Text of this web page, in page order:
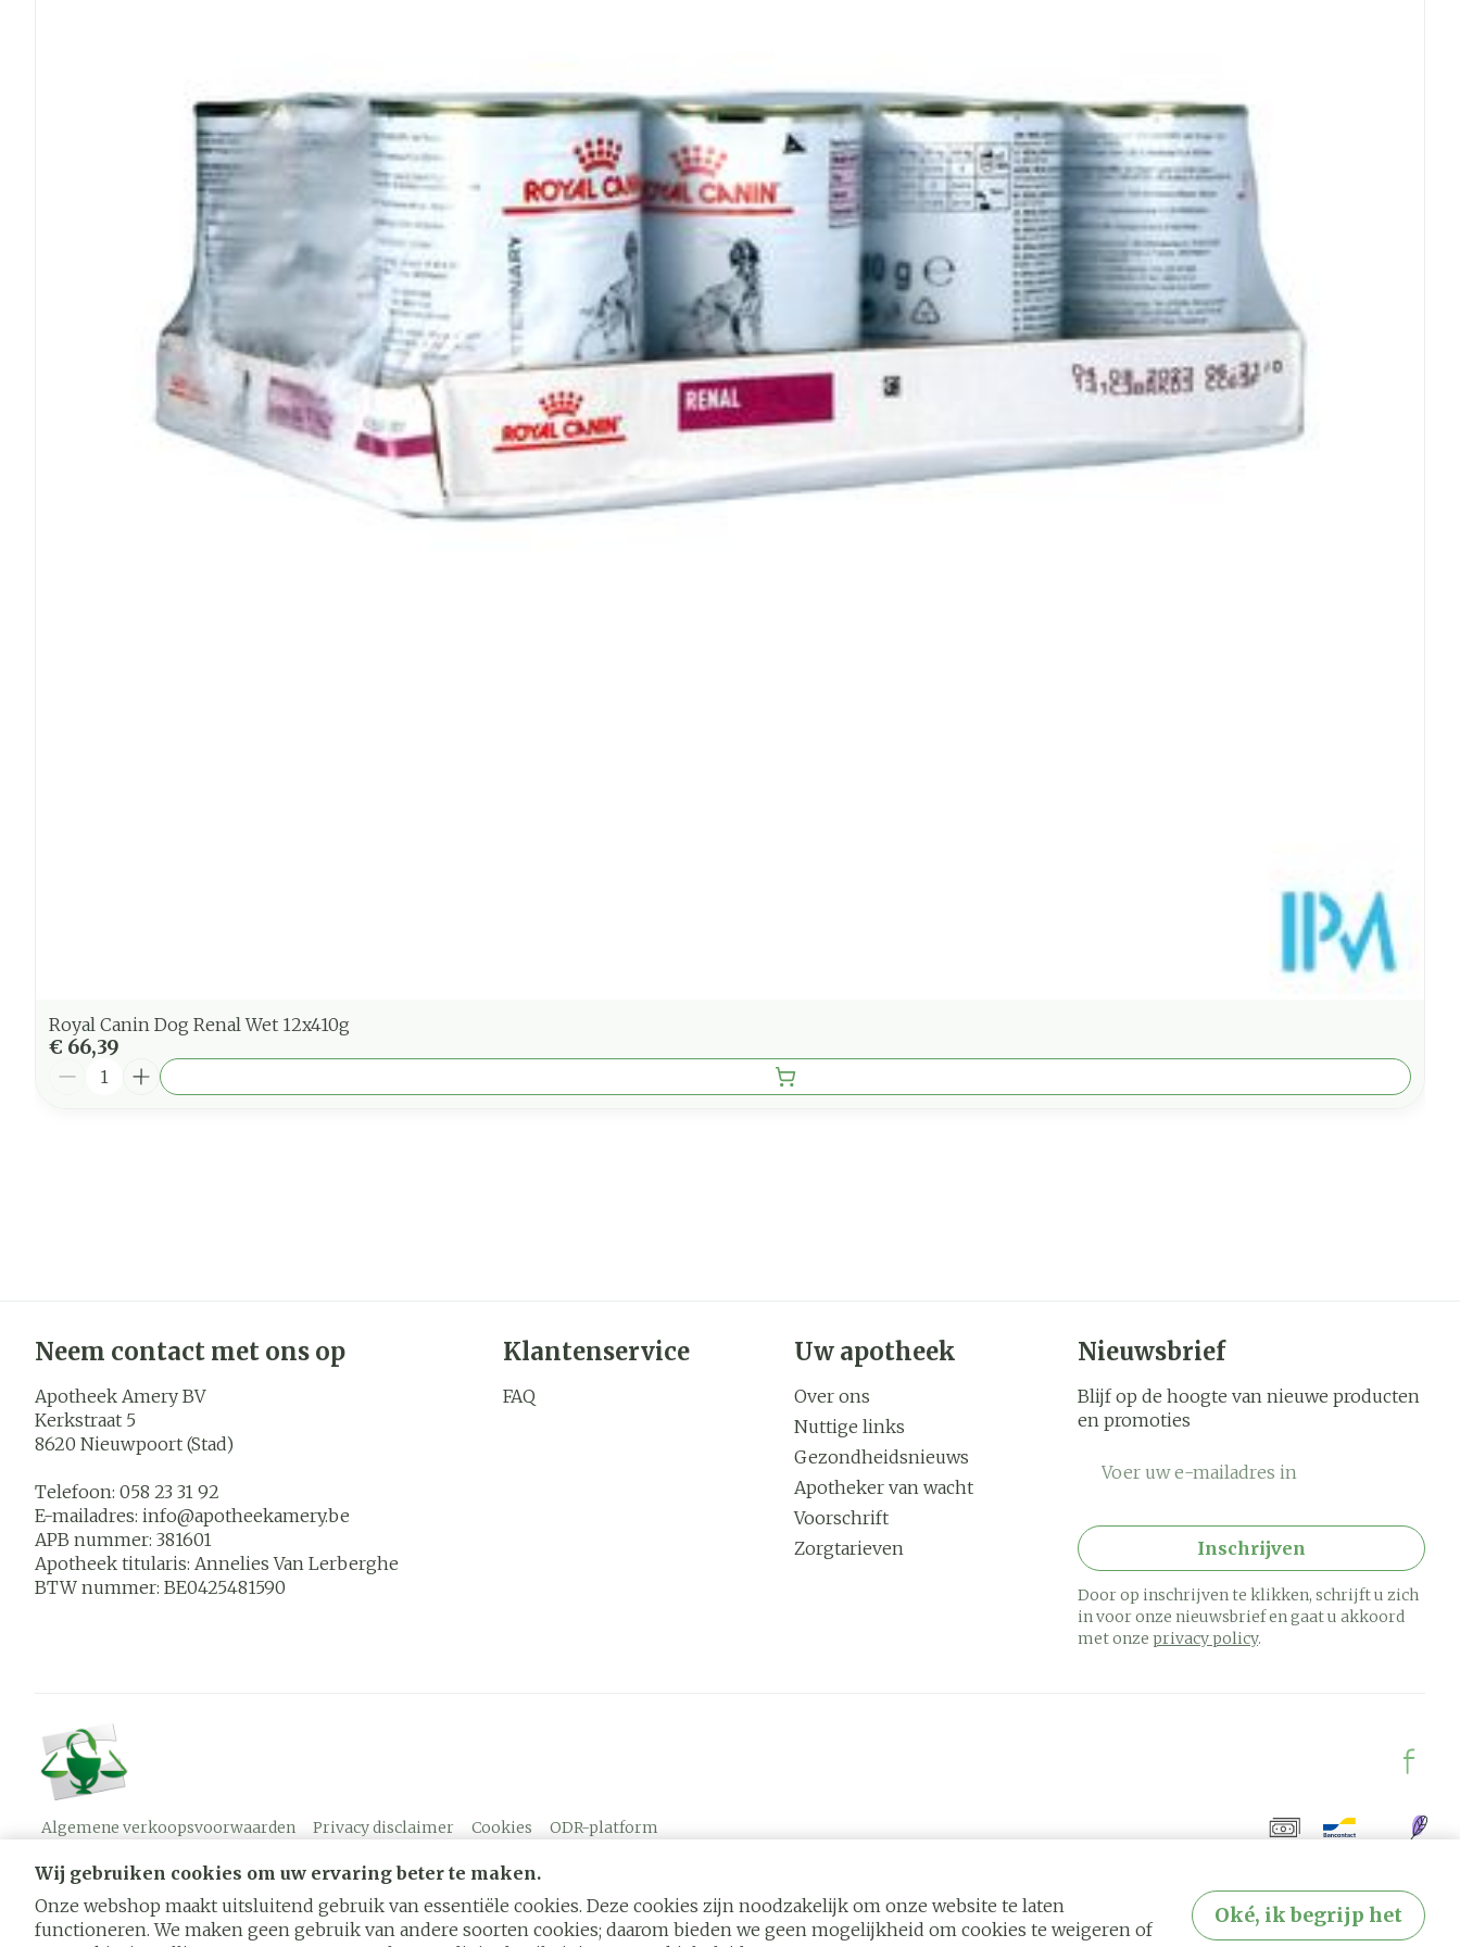
Wij gebruiken cookies om uw ervaring beter te maken.
Onze webshop maakt uitsluitend gebruik van essentiële cookies. Deze cookies zijn noodzakelijk om onze website te laten
functioneren. We maken geen gebruik van andere soorten cookies; daarom bieden we geen mogelijkheid om cookies te weigeren of
Oké, ik begrijp het
Royal Canin Dog Renal Wet 12x410g
€ 66,39
Aantal
Neem contact met ons op
Apotheek Amery BV
Kerkstraat 5
8620 Nieuwpoort (Stad)
Telefoon: 058 23 31 92
E-mailadres: info@apotheekamery.be
APB nummer: 381601
Apotheek titularis: Annelies Van Lerberghe
BTW nummer: BE0425481590
Klantenservice
FAQ
Uw apotheek
Over ons
Nuttige links
Gezondheidsnieuws
Apotheker van wacht
Voorschrift
Zorgtarieven
Nieuwsbrief
Blijf op de hoogte van nieuwe producten
en promoties
Inschrijven
Door op inschrijven te klikken, schrijft u zich
in voor onze nieuwsbrief en gaat u akkoord
met onze privacy policy.
Algemene verkoopsvoorwaarden Privacy disclaimer Cookies ODR-platform